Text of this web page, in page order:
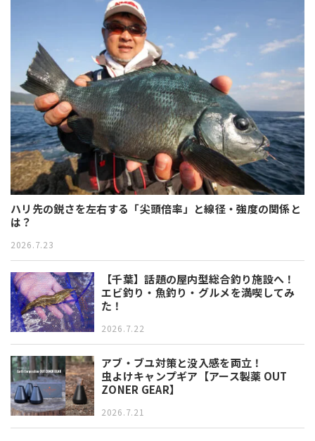
ハリ先の鋭さを左右する「尖頭倍率」と線径・強度の関係と
は？
2026.7.23
【千葉】話題の屋内型総合釣り施設へ！
エビ釣り・魚釣り・グルメを満喫してみ
た！
2026.7.22
アブ・ブユ対策と没入感を両立！
虫よけキャンプギア【アース製薬 OUT
ZONER GEAR】
2026.7.21